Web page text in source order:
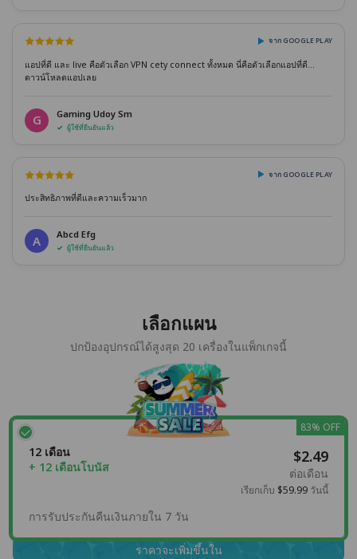
จาก GOOGLE PLAY
แอปที่ดี และ live คือตัวเลือก VPN cety connect ทั้งหมด นี่คือตัวเลือกแอปที่ดี...
ดาวน์โหลดแอปเลย
G Gaming Udoy Sm
ผู้ใช้ที่ยืนยันแล้ว
จาก GOOGLE PLAY
ประสิทธิภาพที่ดีและความเร็วมาก
A Abcd Efg
ผู้ใช้ที่ยืนยันแล้ว
เลือกแผน
ปกป้องอุปกรณ์ได้สูงสุด 20 เครื่องในแพ็กเกจนี้
12 เดือน
+ 12 เดือนโบนัส
$2.49
ต่อเดือน
เรียกเก็บ $59.99 วันนี้
83% OFF
การรับประกันคืนเงินภายใน 7 วัน
ราคาจะเพิ่มขึ้นใน